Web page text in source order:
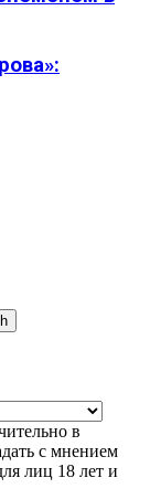
в
с мнением
лиц 18 лет и